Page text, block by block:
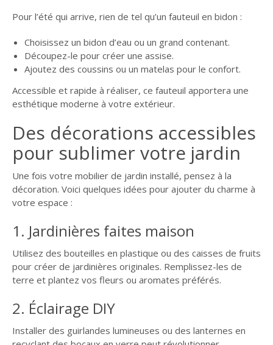
Pour l’été qui arrive, rien de tel qu’un fauteuil en bidon :
Choisissez un bidon d’eau ou un grand contenant.
Découpez-le pour créer une assise.
Ajoutez des coussins ou un matelas pour le confort.
Accessible et rapide à réaliser, ce fauteuil apportera une
esthétique moderne à votre extérieur.
Des décorations accessibles
pour sublimer votre jardin
Une fois votre mobilier de jardin installé, pensez à la
décoration. Voici quelques idées pour ajouter du charme à
votre espace :
1. Jardinières faites maison
Utilisez des bouteilles en plastique ou des caisses de fruits
pour créer de jardinières originales. Remplissez-les de
terre et plantez vos fleurs ou aromates préférés.
2. Éclairage DIY
Installer des guirlandes lumineuses ou des lanternes en